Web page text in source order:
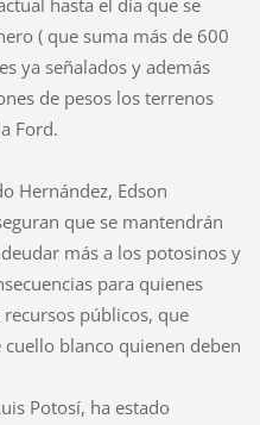
hasta el día que se
( que suma más de 600
ya señalados y además
de pesos los terrenos
Ford.
Hernández, Edson
que se mantendrán
más a los potosinos y
para quienes
públicos, que
blanco quienen deben
Potosí, ha estado